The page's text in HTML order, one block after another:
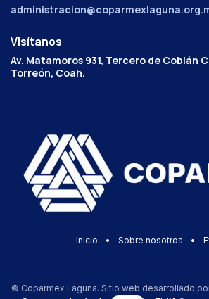
Visítanos
Av. Matamoros 931, Tercero de Cobián
Torreón, Coah.
Inicio • Sobre nosotros •
© Coparmex Laguna. Sitio web desarrollado